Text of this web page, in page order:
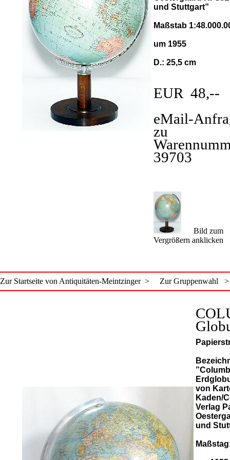
und Stuttgart”
Maßstab
um 1955
D.: 25,5 cm
EUR 48,--
eMail-
zu
39703
Bild zum
Vergrößern anklicken
Zur Startseite von Antiquitäten-Meintzinger > Zur Gruppenwahl >
von
Kaden/
Verlag
und